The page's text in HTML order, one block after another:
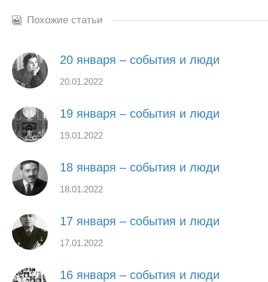
Похожие статьи
20 января – события и люди
20.01.2022
19 января – события и люди
19.01.2022
18 января – события и люди
18.01.2022
17 января – события и люди
17.01.2022
16 января – события и люди